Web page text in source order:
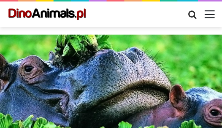
Szukaj